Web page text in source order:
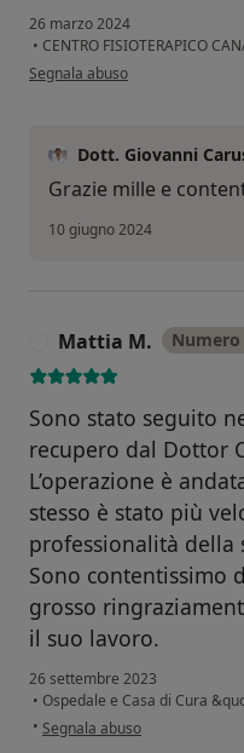
26 marzo 2024
• CENTRO FISIOTERAPICO
secondo l'opinione dell'utente
Segnala abuso
Dott. Giovanni
Grazie mille e
10 giugno 2024
Mattia M.
Sono stato seguito
recupero dal Dottor
L’operazione è
stesso è stato più
professionalità della
Sono contentissimo
grosso
il suo lavoro.
26 settembre 2023
• Ospedale e Casa di Cura
• secondo l'opinione dell'utente
Segnala abuso